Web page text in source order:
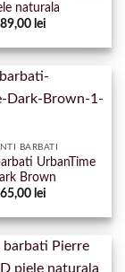
naturala
89,00 lei
BARBATI
UrbanTime
Brown
65,00 lei